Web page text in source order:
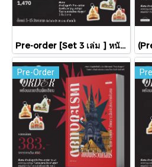
Pre-order [Set 3 เล่ม ] หนังสือชุดความสัมพันธ์ "ไทย-กัมพูชา" / มติชน
Pre-Order